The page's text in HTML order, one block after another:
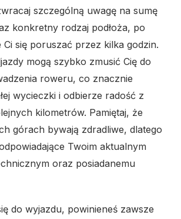
szczególną uwagę na sumę
konkretny rodzaj podłoża, po
się poruszać przez kilka godzin.
mogą szybko zmusić Cię do
roweru, co znacznie
wycieczki i odbierze radość z
kilometrów. Pamiętaj, że
górach bywają zdradliwe, dlatego
Twoim aktualnym
oraz posiadanemu
do wyjazdu, powinieneś zawsze